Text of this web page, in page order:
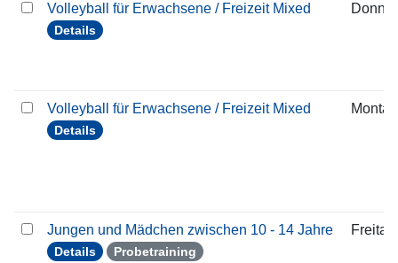
Volleyball für Erwachsene / Freizeit Mixed
Details
Volleyball für Erwachsene / Freizeit Mixed
Details
Montag
Jungen und Mädchen zwischen 10 - 14 Jahre
Details Probetraining
Freitag